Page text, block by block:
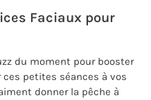
Faciaux pour
du moment pour booster
petites séances à vos
donner la pêche à